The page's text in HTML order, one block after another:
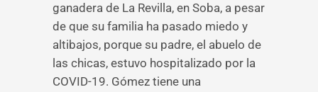
ganadera de La Revilla, en Soba, a pesar
de que su familia ha pasado miedo y
altibajos, porque su padre, el abuelo de
las chicas, estuvo hospitalizado por la
COVID-19. Gómez tiene una